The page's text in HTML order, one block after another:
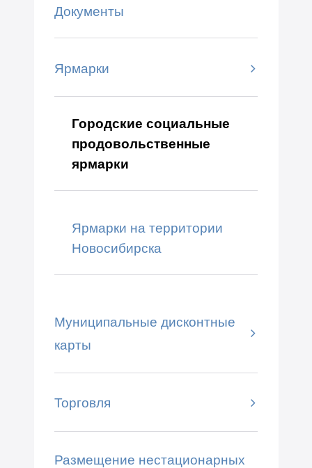
Документы
Ярмарки
Городские социальные
продовольственные
ярмарки
Ярмарки на территории
Новосибирска
Муниципальные дисконтные
карты
Торговля
Размещение нестационарных